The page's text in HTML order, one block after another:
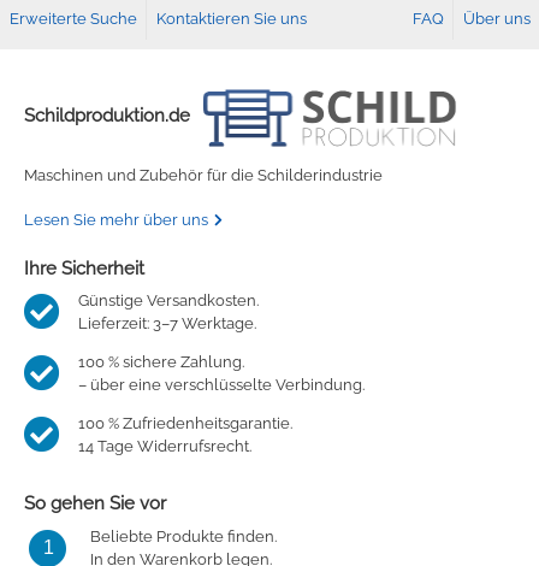
Erweiterte Suche Kontaktieren Sie uns FAQ Über uns
Schildproduktion.de
Maschinen und Zubehör für die Schilderindustrie
Lesen Sie mehr über uns
Ihre Sicherheit
Günstige Versandkosten.
Lieferzeit: 3–7 Werktage.
100 % sichere Zahlung.
– über eine verschlüsselte Verbindung.
100 % Zufriedenheitsgarantie.
14 Tage Widerrufsrecht.
So gehen Sie vor
1
Beliebte Produkte finden.
In den Warenkorb legen.